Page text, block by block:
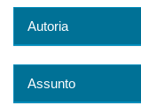
Autoria
Assunto